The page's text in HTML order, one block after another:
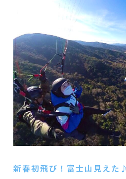
新春初飛び！富士山見え